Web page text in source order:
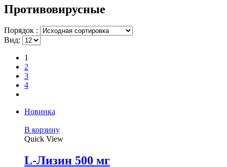
Противовирусные
Порядок :
Вид:
1
2
3
4
Новинка
В корзину
Quick View
L-Лизин 500 мг